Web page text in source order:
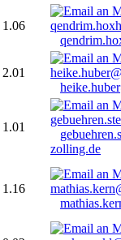
1.06
2.01
1.01
zolling.de
1.16